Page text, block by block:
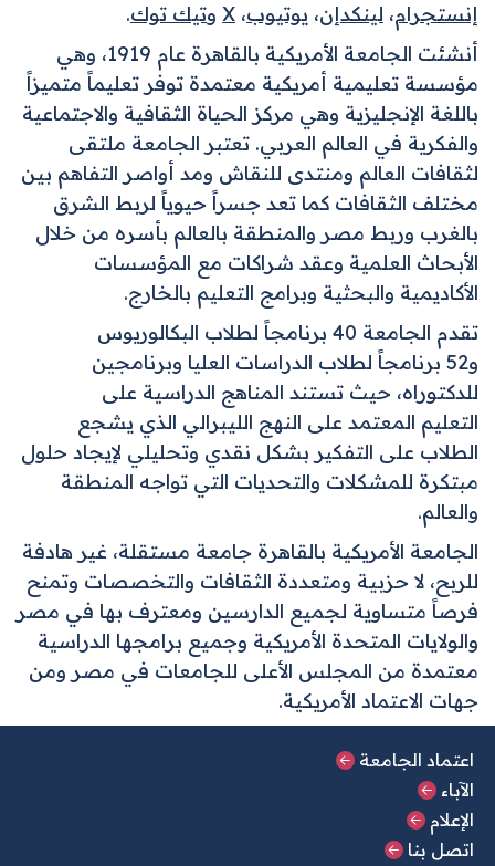
إنستجرام، لينكدإن، يوتيوب، X وتيك توك.
أنشئت الجامعة الأمريكية بالقاهرة عام 1919، وهي
مؤسسة تعليمية أمريكية معتمدة توفر تعليماً متميزاً
باللغة الإنجليزية وهي مركز الحياة الثقافية والاجتماعية
والفكرية في العالم العربي. تعتبر الجامعة ملتقى
لثقافات العالم ومنتدى للنقاش ومد أواصر التفاهم بين
مختلف الثقافات كما تعد جسراً حيوياً لربط الشرق
بالغرب وربط مصر والمنطقة بالعالم بأسره من خلال
الأبحاث العلمية وعقد شراكات مع المؤسسات
الأكاديمية والبحثية وبرامج التعليم بالخارج.
تقدم الجامعة 40 برنامجاً لطلاب البكالوريوس
و52 برنامجاً لطلاب الدراسات العليا وبرنامجين
للدكتوراه، حيث تستند المناهج الدراسية على
التعليم المعتمد على النهج الليبرالي الذي يشجع
الطلاب على التفكير بشكل نقدي وتحليلي لإيجاد حلول
مبتكرة للمشكلات والتحديات التي تواجه المنطقة
والعالم.
الجامعة الأمريكية بالقاهرة جامعة مستقلة، غير هادفة
للربح، لا حزبية ومتعددة الثقافات والتخصصات وتمنح
فرصاً متساوية لجميع الدارسين ومعترف بها في مصر
والولايات المتحدة الأمريكية وجميع برامجها الدراسية
معتمدة من المجلس الأعلى للجامعات في مصر ومن
جهات الاعتماد الأمريكية.
القائمة الرئيسية السفلية
اعتماد الجامعة
الآباء
الإعلام
اتصل بنا